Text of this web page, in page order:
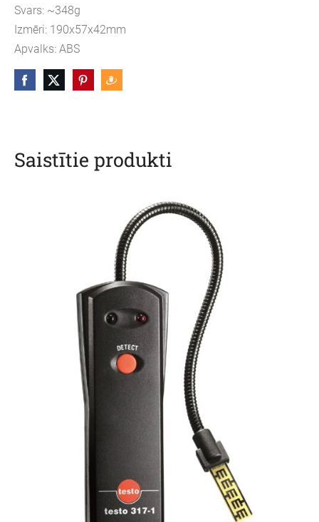
Svars: ~348g
Izmēri: 190x57x42mm
Apvalks: ABS
Saistītie produkti